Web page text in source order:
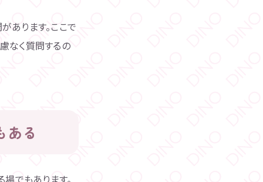
あります。ここで
なく質問するの
ある
でもあります。